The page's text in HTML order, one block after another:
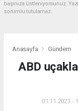
başınıza üstleniyorsunuz.
sorumlu tutulamaz.
Anasayfa Gündem
ABD
01.11.2023 -